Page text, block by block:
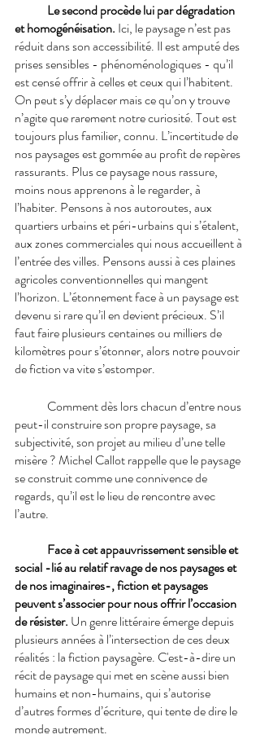
Le second procède lui par dégradation
et homogénéisation. Ici, le paysage n’est pas
réduit dans son accessibilité. Il est amputé des
prises sensibles - phénoménologiques - qu’il
est censé offrir à celles et ceux qui l’habitent.
On peut s’y déplacer mais ce qu’on y trouve
n’agite que rarement notre curiosité. Tout est
toujours plus familier, connu. L’incertitude de
nos paysages est gommée au profit de repères
rassurants. Plus ce paysage nous rassure,
moins nous apprenons à le regarder, à
l’habiter. Pensons à nos autoroutes, aux
quartiers urbains et péri-urbains qui s’étalent,
aux zones commerciales qui nous accueillent à
l’entrée des villes. Pensons aussi à ces plaines
agricoles conventionnelles qui mangent
l’horizon. L’étonnement face à un paysage est
devenu si rare qu’il en devient précieux. S’il
faut faire plusieurs centaines ou milliers de
kilomètres pour s’étonner, alors notre pouvoir
de fiction va vite s’estomper.
Comment dès lors chacun d’entre nous
peut-il construire son propre paysage, sa
subjectivité, son projet au milieu d’une telle
misère ? Michel Callot rappelle que le paysage
se construit comme une connivence de
regards, qu’il est le lieu de rencontre avec
l’autre.
Face à cet appauvrissement sensible et
social -lié au relatif ravage de nos paysages et
de nos imaginaires-, fiction et paysages
peuvent s’associer pour nous offrir l’occasion
de résister. Un genre littéraire émerge depuis
plusieurs années à l’intersection de ces deux
réalités : la fiction paysagère. C'est-à-dire un
récit de paysage qui met en scène aussi bien
humains et non-humains, qui s’autorise
d’autres formes d’écriture, qui tente de dire le
monde autrement.